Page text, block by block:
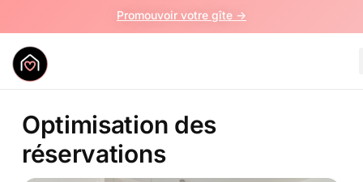
Promouvoir votre gîte ->
Optimisation des
réservations